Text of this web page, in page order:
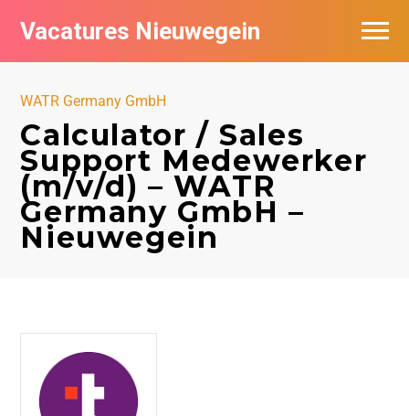
Vacatures Nieuwegein
WATR Germany GmbH
Calculator / Sales
Support Medewerker
(m/v/d) – WATR
Germany GmbH –
Nieuwegein
Vacatures per bedrijf in Nieuwegein